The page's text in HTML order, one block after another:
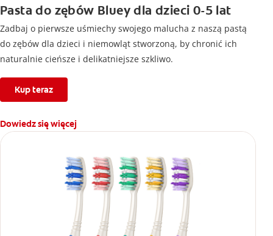
Pasta do zębów Bluey dla dzieci 0-5 lat
Zadbaj o pierwsze uśmiechy swojego malucha z naszą pastą
do zębów dla dzieci i niemowląt stworzoną, by chronić ich
naturalnie cieńsze i delikatniejsze szkliwo.
Kup teraz
Dowiedz się więcej